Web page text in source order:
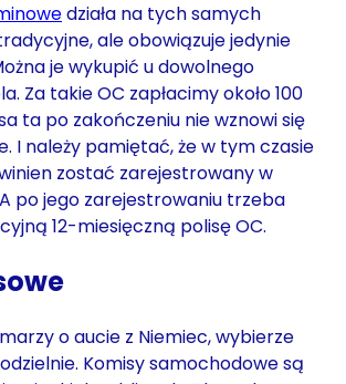
działa na tych samych
ale obowiązuje jedynie
je wykupić u dowolnego
Za takie OC zapłacimy około 100
ta po zakończeniu nie wznowi się
I należy pamiętać, że w tym czasie
zostać zarejestrowany w
po jego zarejestrowaniu trzeba
12-miesięczną polisę OC.
o aucie z Niemiec, wybierze
Komisy samochodowe są